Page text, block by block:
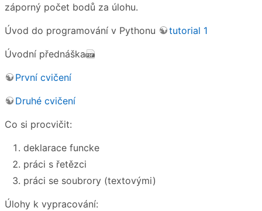
záporný počet bodů za úlohu.
Úvod do programování v Pythonu
tutorial 1
Úvodní přednáška
První cvičení
Druhé cvičení
Co si procvičit:
deklarace funcke
práci s řetězci
práci se soubrory (textovými)
Úlohy k vypracování: